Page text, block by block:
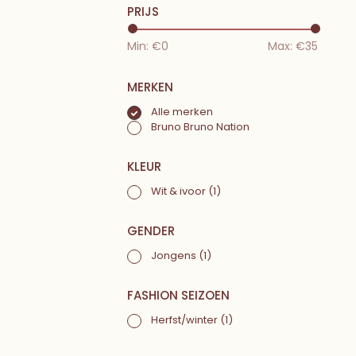
PRIJS
Min: €0 Max: €35
MERKEN
Alle merken
Bruno Bruno Nation
KLEUR
Wit & ivoor (1)
GENDER
Jongens (1)
FASHION SEIZOEN
Herfst/winter (1)